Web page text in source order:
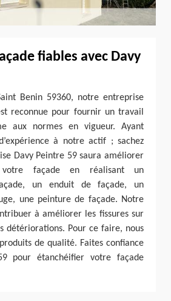
fiables avec Davy
Benin 59360, notre entreprise
reconnue pour fournir un travail
aux normes en vigueur. Ayant
à notre actif ; sachez
Davy Peintre 59 saura améliorer
votre façade en réalisant un
un enduit de façade, un
une peinture de façade. Notre
à améliorer les fissures sur
détériorations. Pour ce faire, nous
de qualité. Faites confiance
pour étanchéifier votre façade